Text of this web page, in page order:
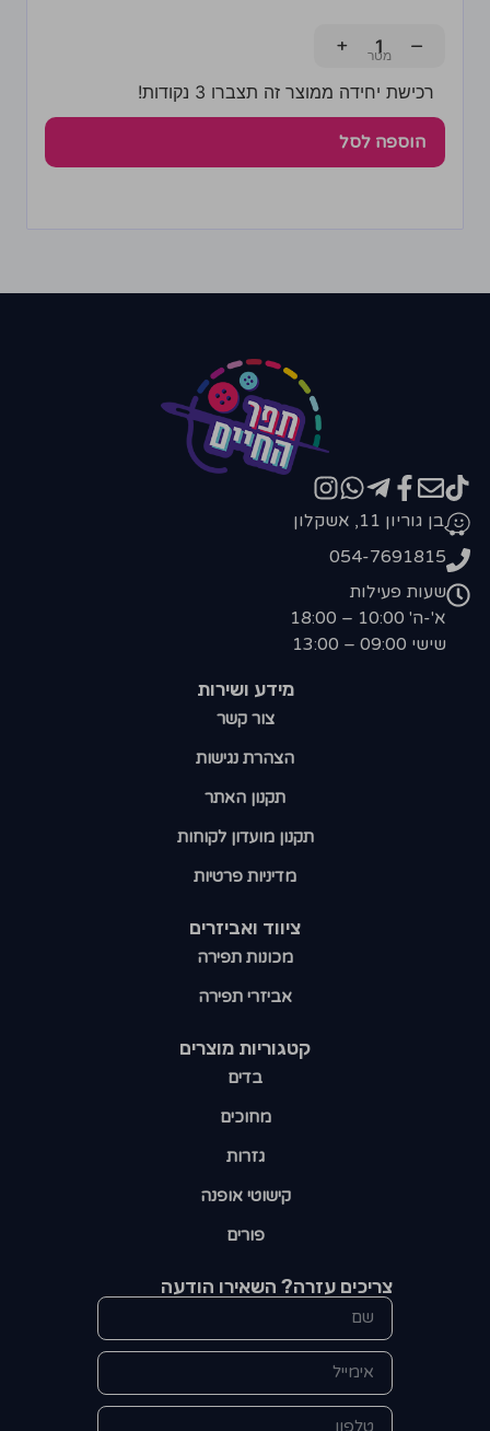
−
+
רכישת יחידה ממוצר זה תצברו 3 נקודות!
הוספה לסל
קטגוריות מוצרים​
בדים
מחוכים
גזרות
קישוטי אופנה
פורים
ציווד ואביזרים
מכונות תפירה
אביזרי תפירה
מידע ושירות
צור קשר
הצהרת נגישות
תקנון האתר
תקנון מועדון לקוחות
מדיניות פרטיות
בן גוריון 11, אשקלון
054-7691815
שעות פעילות
א'-ה' 10:00 – 18:00
שישי 09:00 – 13:00
צריכים עזרה? השאירו הודעה